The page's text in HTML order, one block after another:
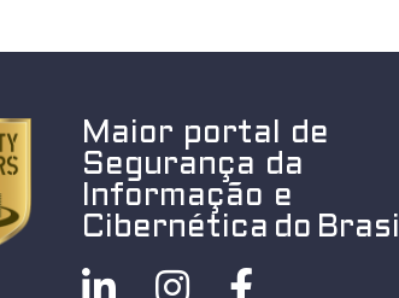
Maior portal de
Segurança da
Informação e
Cibernética do Brasil